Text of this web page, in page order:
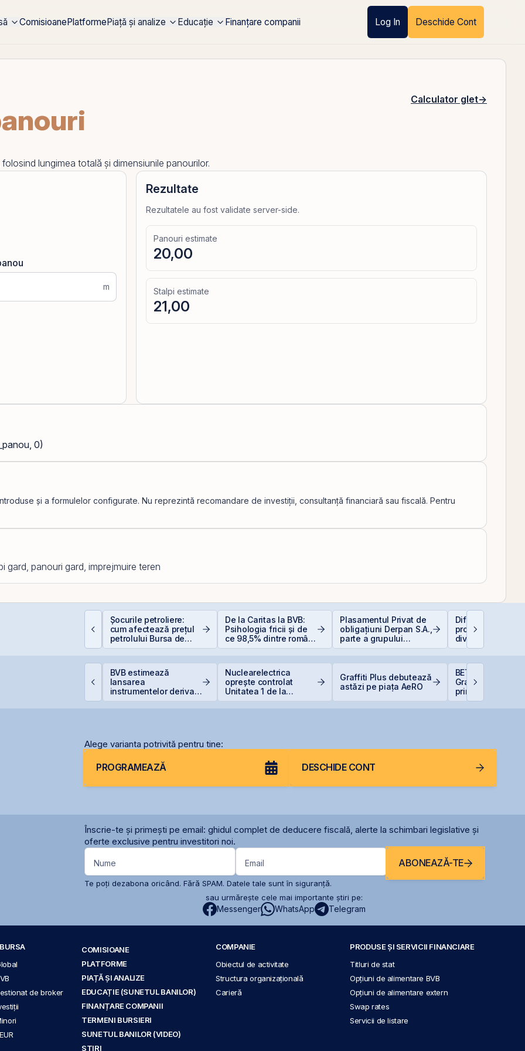
ComisioanePlatformePiață și analize Educație Finanțare companii Log In Deschide Cont
Calculator glet→
lungimea totală și dimensiunile panourilor.
m
Rezultate
Rezultatele au fost validate server-side.
Panouri estimate
20,00
Stalpi estimate
21,00
0)
și a formulelor configurate. Nu reprezintă recomandare de investiții, consultanță financiară sau fiscală. Pentru
gard, panouri gard, imprejmuire teren
Șocurile petroliere:
cum afectează prețul
petrolului Bursa de
Valori București
De la Caritas la BVB:
Psihologia fricii și de
ce 98,5% dintre români
evită investițiile la
Plasamentul Privat de
obligațiuni Derpan S.A.,
parte a grupului
Golden Foods Snacks,
Diferența care îți
protejează
dividendele bat
(+5% vs. −6%)
BVB estimează
lansarea
instrumentelor derivate
Nuclearelectrica
oprește controlat
Unitatea 1 de la
Graffiti Plus debutează
astăzi pe piața AeRO
BET urcă 2,37%,
Graffiti Plus
prima agenție de
comunicare
Alege varianta potrivită pentru tine:
PROGRAMEAZĂ DESCHIDE CONT
Înscrie-te și primești pe email: ghidul complet de deducere fiscală, alerte la schimbari legislative și
oferte exclusive pentru investitori noi.
Nume Email ABONEAZĂ-TE
Te poți dezabona oricând. Fără SPAM. Datele tale sunt în siguranță.
sau urmărește cele mai importante știri pe:
Messenger WhatsApp Telegram
de broker
COMISIOANE
PLATFORME
PIAȚĂ ȘI ANALIZE
EDUCAȚIE (SUNETUL BANILOR)
FINANȚARE COMPANII
TERMENI BURSIERI
SUNETUL BANILOR (VIDEO)
ȘTIRI
COMPANIE
Obiectul de activitate
Structura organizațională
Carieră
PRODUSE ȘI SERVICII FINANCIARE
Titluri de stat
Opțiuni de alimentare BVB
Opțiuni de alimentare extern
Swap rates
Servicii de listare